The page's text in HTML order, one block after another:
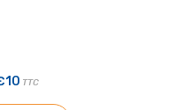
TTC